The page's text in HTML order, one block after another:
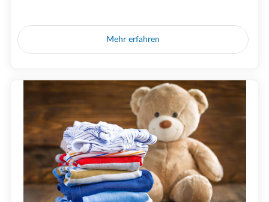
Mehr erfahren